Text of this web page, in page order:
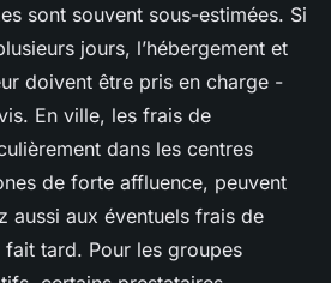
sont souvent sous-estimées. Si
jours, l’hébergement et
doivent être pris en charge -
En ville, les frais de
dans les centres
de forte affluence, peuvent
aussi aux éventuels frais de
fait tard. Pour les groupes